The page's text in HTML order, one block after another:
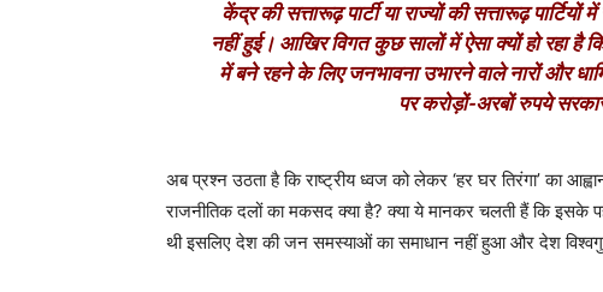
केंद्र की सत्तारूढ़ पार्टी या राज्यों की सत्तारूढ़
नहीं हुई। आखिर विगत कुछ सालों में ऐसा क्यों हो रहा है
में बने रहने के लिए जनभावना उभारने वाले नारों और
पर करोड़ों-अरबों रुपये
अब प्रश्न उठता है कि राष्ट्रीय ध्वज को लेकर ‘हर घर तिरंगा’ का
राजनीतिक दलों का मकसद क्या है? क्या ये मानकर चलती हैं कि इसके
थी इसलिए देश की जन समस्याओं का समाधान नहीं हुआ और देश विश्वगुरु